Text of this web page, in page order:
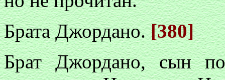
Брата Джордано.[380]
Брат Джордано, сын